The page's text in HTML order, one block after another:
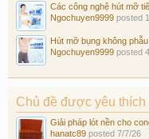
Các công nghệ hút mỡ
Ngochuyen9999 posted
Hút mỡ bụng không phẫu
Ngochuyen9999 posted
Chủ đề được yêu thích
Giải pháp lót nền cho
hanatc89 posted 7/7/26